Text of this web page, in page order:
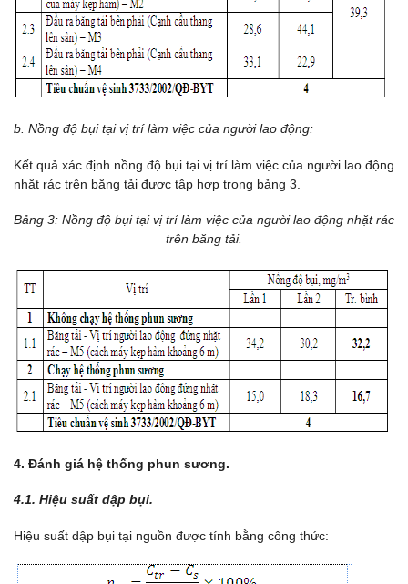
b. Nồng độ bụi tạivị trí làm việc của người lao động:
Kết quả xác định nồng độ bụi tại vị trí làm việc của người lao động
nhặt rác trên băng tải được tập hợp trong bảng 3.
Bảng 3: Nồng độ bụi tại vị trí làm việc của người lao động nhặt rác
trên băng tải.
4. Đánh giá hệ thống phun sương.
4.1. Hiệu suất dập bụi.
Hiệu suất dập bụi tại nguồn được tính bằng công thức: